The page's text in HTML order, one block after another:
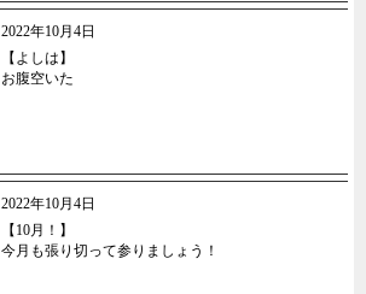
2022年10月4日
【よしは】
お腹空いた
2022年10月4日
【10月！】
今月も張り切って参りましょう！